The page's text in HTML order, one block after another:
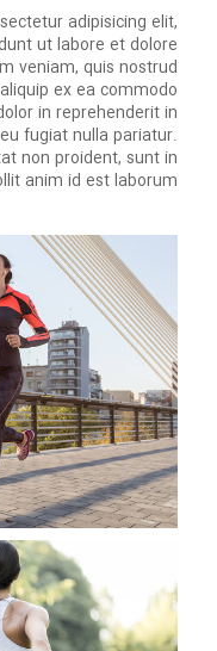
adipisicing elit,
ut labore et dolore
veniam, quis nostrud
ex ea commodo
in reprehenderit in
fugiat nulla pariatur.
non proident, sunt in
anim id est laborum.